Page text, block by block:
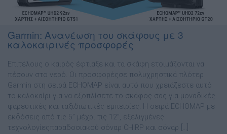
Garmin: Ανανέωση του σκάφους με 3
καλοκαιρινές προσφορές
Επιτέλους ο καιρός έφτιαξε και τα σκάφη ετοιμάζονται να
πέσουν στο νερό. Οι προσφορέςσε πολυχρηστικά πλότερ
Garmin στη σειρά ECHOMAP είναι αυτό που χρειάζεστε αυτό
το καλοκαίρι για να εξοπλίσετε το σκάφος σας για μοναδικές
ψαρευτικές και ταξιδιωτικές εμπειρίες. Η σειρά ECHOMAP με
εκδόσεις από τις 5” μέχρι τις 12”, εξελιγμένες
τεχνολογίεςπαραδοσιακού σόναρ CHIRP και σόναρ […]